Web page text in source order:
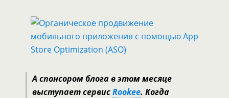
А спонсором блога в этом месяце
выступает сервисRookee. Когда